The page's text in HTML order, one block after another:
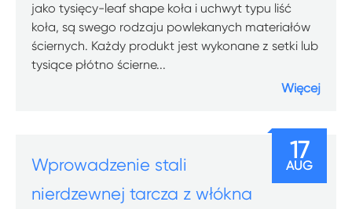
jako tysięcy-leaf shape koła i uchwyt typu liść
koła, są swego rodzaju powlekanych materiałów
ściernych. Każdy produkt jest wykonane z setki lub
tysiące płótno ścierne...
Więcej
Wprowadzenie stali
nierdzewnej tarcza z włókna
17
AUG